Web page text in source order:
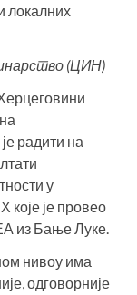
локалних
(ЦИН)
радити на
у
које је провео
из Бање Луке.
нивоу има
одговорније